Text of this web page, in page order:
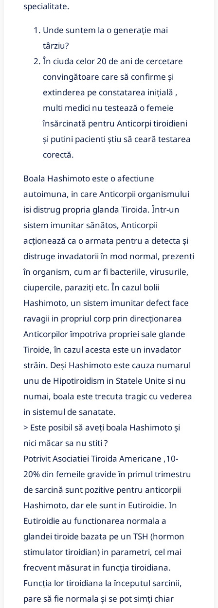
specialitate.
Unde suntem la o generație mai
târziu?
În ciuda celor 20 de ani de cercetare
convingătoare care să confirme și
extinderea pe constatarea inițială ,
multi medici nu testează o femeie
însărcinată pentru Anticorpi tiroidieni
și putini pacienti știu să ceară testarea
corectă.
Boala Hashimoto este o afectiune
autoimuna, in care Anticorpii organismului
isi distrug propria glanda Tiroida. Într-un
sistem imunitar sănătos, Anticorpii
acționează ca o armata pentru a detecta și
distruge invadatorii în mod normal, prezenti
în organism, cum ar fi bacteriile, virusurile,
ciupercile, paraziți etc. În cazul bolii
Hashimoto, un sistem imunitar defect face
ravagii in propriul corp prin direcționarea
Anticorpilor împotriva propriei sale glande
Tiroide, în cazul acesta este un invadator
străin. Deși Hashimoto este cauza numarul
unu de Hipotiroidism in Statele Unite si nu
numai, boala este trecuta tragic cu vederea
in sistemul de sanatate.
> Este posibil să aveți boala Hashimoto și
nici măcar sa nu stiti ?
Potrivit Asociatiei Tiroida Americane ,10-
20% din femeile gravide în primul trimestru
de sarcină sunt pozitive pentru anticorpii
Hashimoto, dar ele sunt in Eutiroidie. In
Eutiroidie au functionarea normala a
glandei tiroide bazata pe un TSH (hormon
stimulator tiroidian) in parametri, cel mai
frecvent măsurat in funcția tiroidiana.
Funcția lor tiroidiana la începutul sarcinii,
pare să fie normala și se pot simți chiar